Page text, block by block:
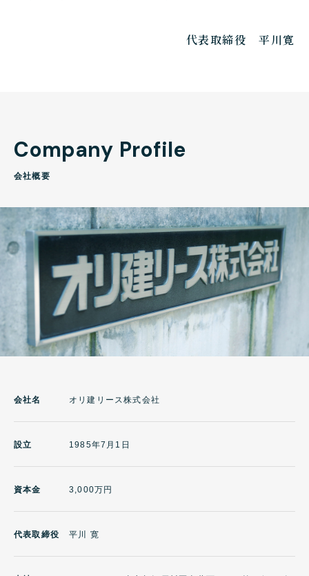
代表取締役 平川寛
Company Profile
会社概要
会社名 オリ建リース株式会社
設立 1985年7月1日
資本金 3,000万円
代表取締役 平川 寛